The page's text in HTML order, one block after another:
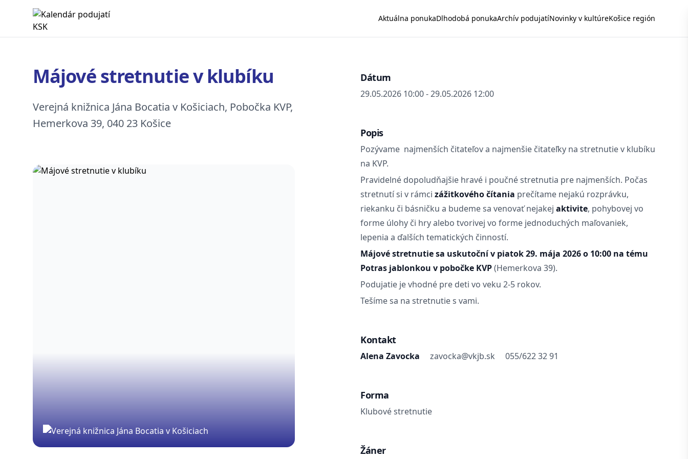
Kalendár podujatí KSK Aktuálna ponukaDlhodobá ponukaArchív podujatíNovinky v kultúreKošice región
Májové stretnutie v klubíku
Verejná knižnica Jána Bocatia v Košiciach, Pobočka KVP,
Hemerkova 39, 040 23 Košice
Dátum
29.05.2026 10:00 - 29.05.2026 12:00
Popis
Pozývame najmenších čitateľov a najmenšie čitateľky na stretnutie v klubíku
na KVP.
Pravidelné dopoludňajšie hravé i poučné stretnutia pre najmenších. Počas
stretnutí si v rámci zážitkového čítania prečítame nejakú rozprávku,
riekanku či básničku a budeme sa venovať nejakej aktivite, pohybovej vo
forme úlohy či hry alebo tvorivej vo forme jednoduchých maľovaniek,
lepenia a ďalších tematických činností.
Májové stretnutie sa uskutoční v piatok 29. mája 2026 o 10:00 na tému
Potras jablonkou v pobočke KVP(Hemerkova 39).
Podujatie je vhodné pre deti vo veku 2-5 rokov.
Tešíme sa na stretnutie s vami.
Kontakt
Alena Zavocka zavocka@vkjb.sk 055/622 32 91
Forma
Klubové stretnutie
Žáner